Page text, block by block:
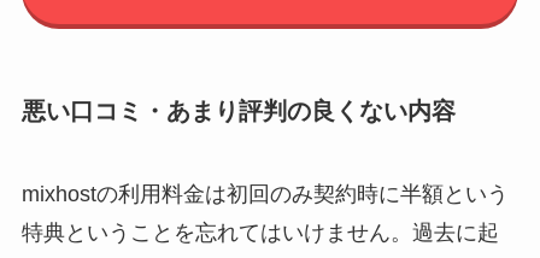
悪い口コミ・あまり評判の良くない内容
mixhostの利用料金は初回のみ契約時に半額という
特典ということを忘れてはいけません。過去に起